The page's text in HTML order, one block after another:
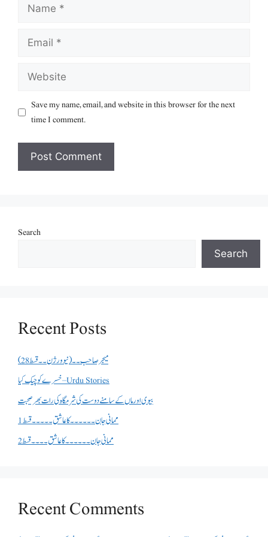
Email
Website
Save my name, email, and website in this browser for the next
time I comment.
Search
Search
Recent Posts
میجر صاحب۔۔( نیو ورژن ۔۔قسط 28)
خسرے کو چیک کیا – Urdu Stories
بیوی اور ماں کے سامنے دوست کی شرمگاہ کی رات بھر صحبت
ممانی جان ۔۔۔۔۔۔کا عاشق ۔۔۔۔۔قسط 1
ممانی جان ۔۔۔۔۔۔کا عاشق ۔۔۔۔قسط 2
Recent Comments